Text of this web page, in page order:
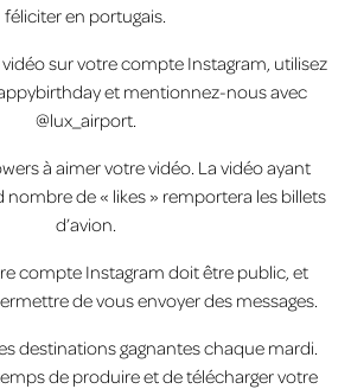
féliciter en portugais.
sur votre compte Instagram, utilisez
et mentionnez-nous avec
@lux_airport.
à aimer votre vidéo. La vidéo ayant
de « likes » remportera les billets
d’avion.
compte Instagram doit être public, et
de vous envoyer des messages.
destinations gagnantes chaque mardi.
de produire et de télécharger votre